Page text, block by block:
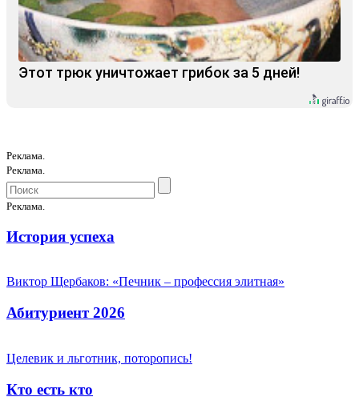
Этот трюк уничтожает грибок за 5 дней!
Реклама.
Реклама.
Реклама.
История успеха
Виктор Щербаков: «Печник – профессия элитная»
Абитуриент 2026
Целевик и льготник, поторопись!
Кто есть кто